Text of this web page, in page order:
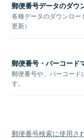
郵便番号データのダウ
各種データのダウンロー
更新）
郵便番号・バーコード
郵便番号や、バーコード
す。
郵便番号検索に使用さ